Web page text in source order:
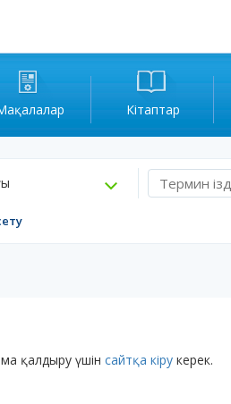
Кітаптар
қалдыру үшінсайтқа кіру керек.